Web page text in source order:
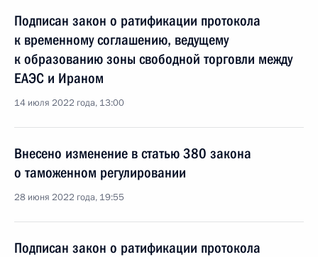
Подписан закон о ратификации протокола
к временному соглашению, ведущему
к образованию зоны свободной торговли между
ЕАЭС и Ираном
14 июля 2022 года, 13:00
Внесено изменение в статью 380 закона
о таможенном регулировании
28 июня 2022 года, 19:55
Подписан закон о ратификации протокола